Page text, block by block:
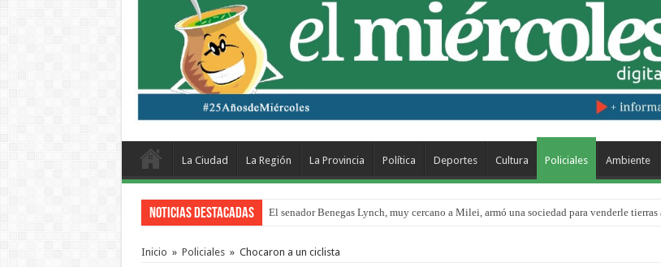
La Ciudad La Región La Provincia Política Deportes Cultura Policiales Ambiente
Noticias Destacadas El senador Benegas Lynch, muy cercano a Milei, armó una sociedad para venderle tierras
El gobierno baja el capítulo de extranjerización de tierras
Inicio » Policiales » Chocaron a un ciclista